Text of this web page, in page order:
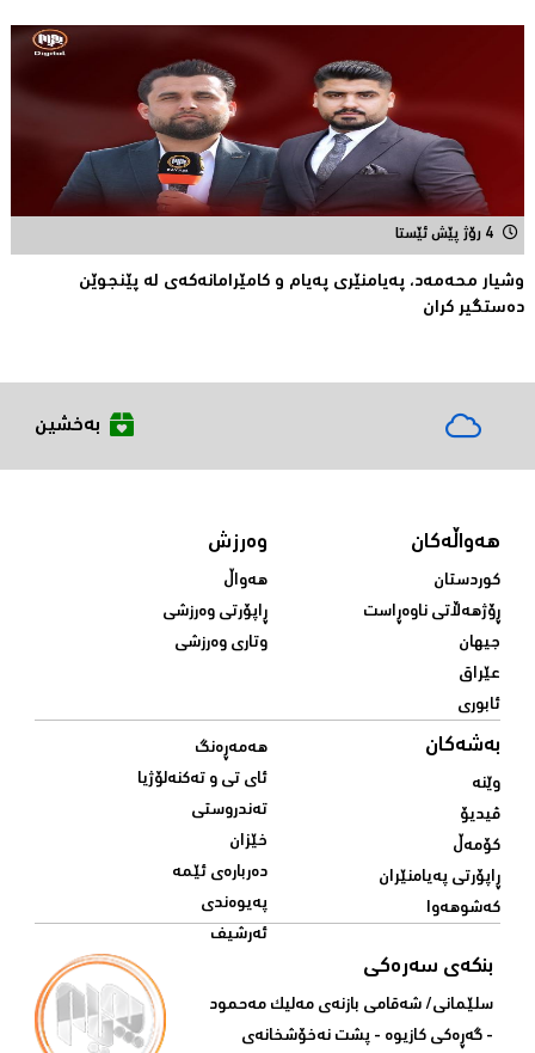
4 رۆژ پێش ئێستا
وشیار محه‌مه‌د، په‌یامنێری په‌یام و كامێرامانه‌كه‌ی له‌ پێنجوێن
ده‌ستگیر كران
بەخشین
هەواڵەکان
کوردستان
ڕۆژهەڵاتی ناوەڕاست
جیهان
عێراق
ئابوری
وەرزش
هەواڵ
ڕاپۆرتی وەرزشی
وتاری وەرزشی
بەشەکان
وێنە
ڤیدیۆ
کۆمەڵ
ڕاپۆرتی پەیامنێران
کەشوهەوا
هەمەڕەنگ
ئای تی و تەکنەلۆژیا
تەندروستی
خێزان
دەربارەی ئێمە
پەیوەندی
ئەرشیف
بنکەی سەرەکی
سلێمانی/ شه‌قامی بازنه‌ی مه‌لیک مه‌حمود
- گه‌ڕه‌کی کازیوه‌ - پشت نه‌خۆشخانه‌ی‌